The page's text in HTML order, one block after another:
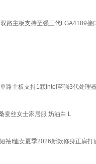
路主板支持至强三代LGA4189接
路主板支持1颗Intel至强3代处理
蚕丝女士家居服 奶油白 L
袖t恤女夏季2026新款修身正肩